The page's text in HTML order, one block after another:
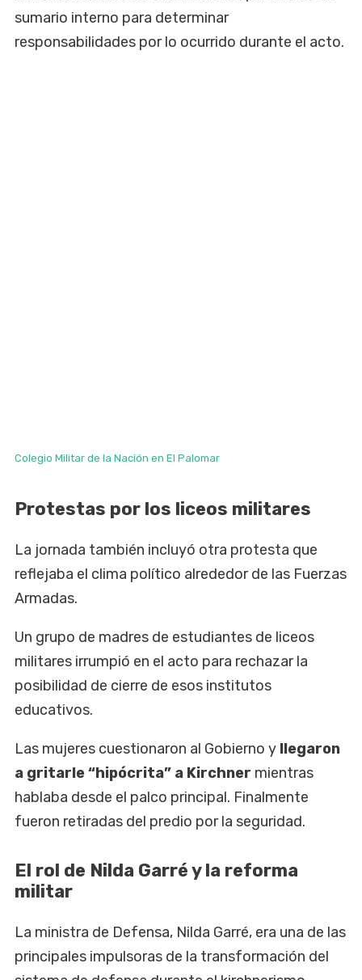
sumario interno para determinar
responsabilidades por lo ocurrido durante el acto.
Colegio Militar de la Nación en El Palomar
Protestas por los liceos militares
La jornada también incluyó otra protesta que
reflejaba el clima político alrededor de las Fuerzas
Armadas.
Un grupo de madres de estudiantes de liceos
militares irrumpió en el acto para rechazar la
posibilidad de cierre de esos institutos
educativos.
Las mujeres cuestionaron al Gobierno y llegaron
a gritarle “hipócrita” a Kirchner mientras
hablaba desde el palco principal. Finalmente
fueron retiradas del predio por la seguridad.
El rol de Nilda Garré y la reforma
militar
La ministra de Defensa, Nilda Garré, era una de las
principales impulsoras de la transformación del